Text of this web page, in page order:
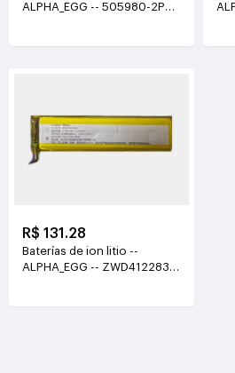
ALPHA_EGG -- 505980-2P
R$ 131.28
Baterías de ion litio --
ALPHA_EGG -- ZWD412283H